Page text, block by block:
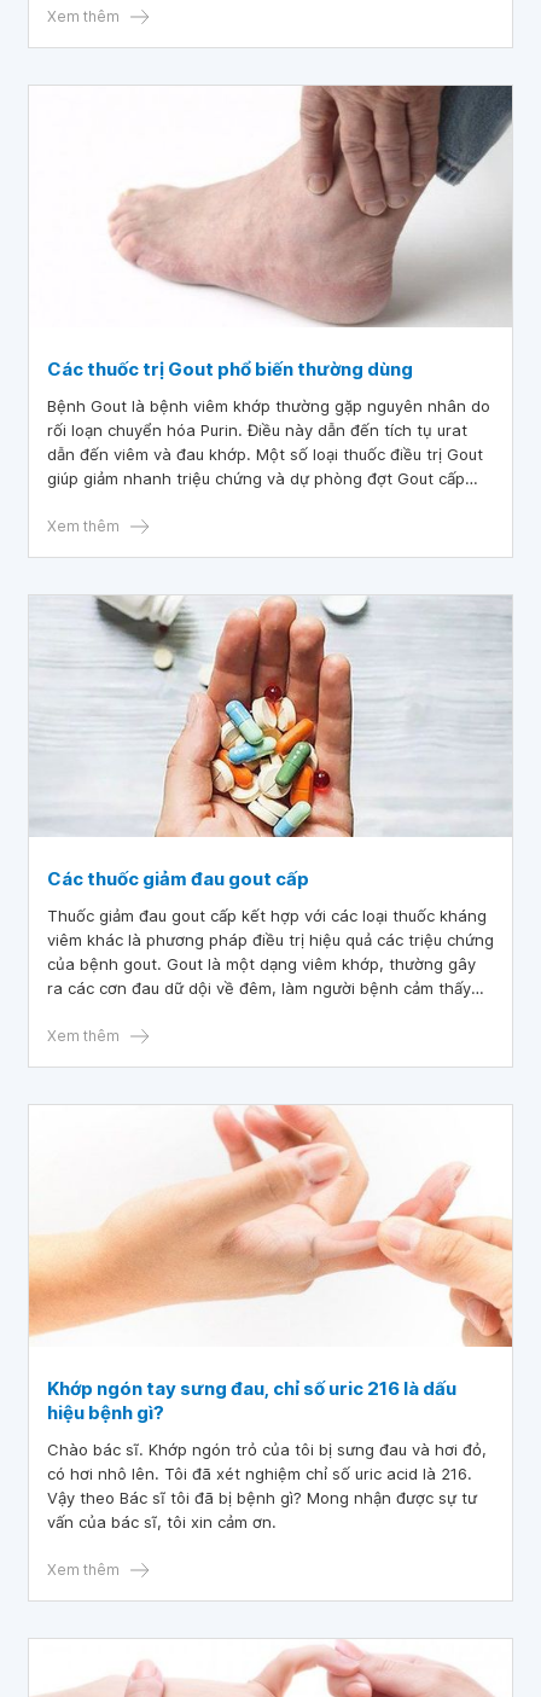
Gout qua bài viết dưới đây.
Xem thêm
Các thuốc trị Gout phổ biến thường dùng
Bệnh Gout là bệnh viêm khớp thường gặp nguyên nhân do
rối loạn chuyển hóa Purin. Điều này dẫn đến tích tụ urat
dẫn đến viêm và đau khớp. Một số loại thuốc điều trị Gout
giúp giảm nhanh triệu chứng và dự phòng đợt Gout cấp
Xem thêm
Các thuốc giảm đau gout cấp
Thuốc giảm đau gout cấp kết hợp với các loại thuốc kháng
viêm khác là phương pháp điều trị hiệu quả các triệu chứng
của bệnh gout. Gout là một dạng viêm khớp, thường gây
ra các cơn đau dữ dội về đêm, làm người bệnh cảm thấy
khỏe người bệnh. Hãy cùng bài viết tìm hiểu chi tiết về
Xem thêm
Khớp ngón tay sưng đau, chỉ số uric 216 là dấu
hiệu bệnh gì?
Chào bác sĩ. Khớp ngón trỏ của tôi bị sưng đau và hơi đỏ,
có hơi nhô lên. Tôi đã xét nghiệm chỉ số uric acid là 216.
Vậy theo Bác sĩ tôi đã bị bệnh gì? Mong nhận được sự tư
vấn của bác sĩ, tôi xin cảm ơn.
Xem thêm